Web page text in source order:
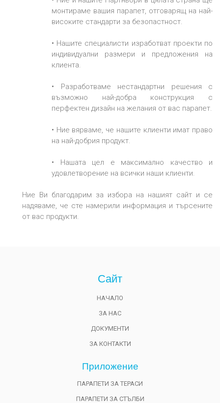
монтираме вашия парапет, отговарящ на най-
високите стандарти за безопастност.
• Нашите специалисти изработват проекти по
индивидуални размери и предложения на
клиента.
• Разработваме нестандартни решения с
възможно най-добра конструкция с
перфектен дизайн на желания от вас парапет.
• Ние вярваме, че нашите клиенти имат право
на най-добрия продукт.
• Нашата цел е максимално качество и
удовлетворение на всички наши клиенти.
Ние Ви благодарим за избора на нашият сайт и се
надяваме, че сте намерили информация и търсените
от вас продукти.
Сайт
НАЧАЛО
ЗА НАС
ДОКУМЕНТИ
ЗА КОНТАКТИ
Приложениe
ПАРАПЕТИ ЗА ТЕРАСИ
ПАРАПЕТИ ЗА СТЪЛБИ